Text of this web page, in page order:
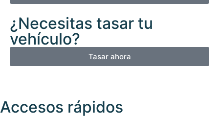
¿Necesitas tasar tu
vehículo?
Tasar ahora
Accesos rápidos